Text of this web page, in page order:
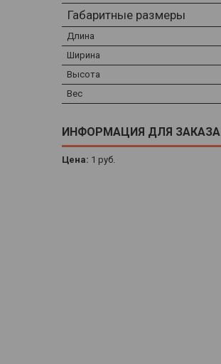
Габаритные размеры
Длина
Ширина
Высота
Вес
ИНФОРМАЦИЯ ДЛЯ ЗАКАЗА
Цена: 1 руб.